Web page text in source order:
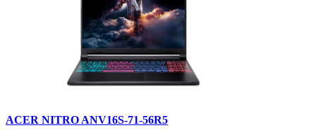
ACER NITRO ANV16S-71-56R5